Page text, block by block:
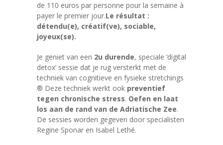
de 110 euros par personne pour la semaine à
payer le premier jour.Le résultat :
détendu(e), créatif(ve), sociable,
joyeux(se).
Je geniet van een 2u durende, speciale ‘digital
detox’ sessie dat je rug versterkt met de
techniek van cognitieve en fysieke stretchings
® Deze techniek werkt ook preventief
tegen chronische stress. Oefen en laat
los aan de rand van de Adriatische Zee.
De sessies worden gegeven door specialisten
Regine Sponar en Isabel Lethé.